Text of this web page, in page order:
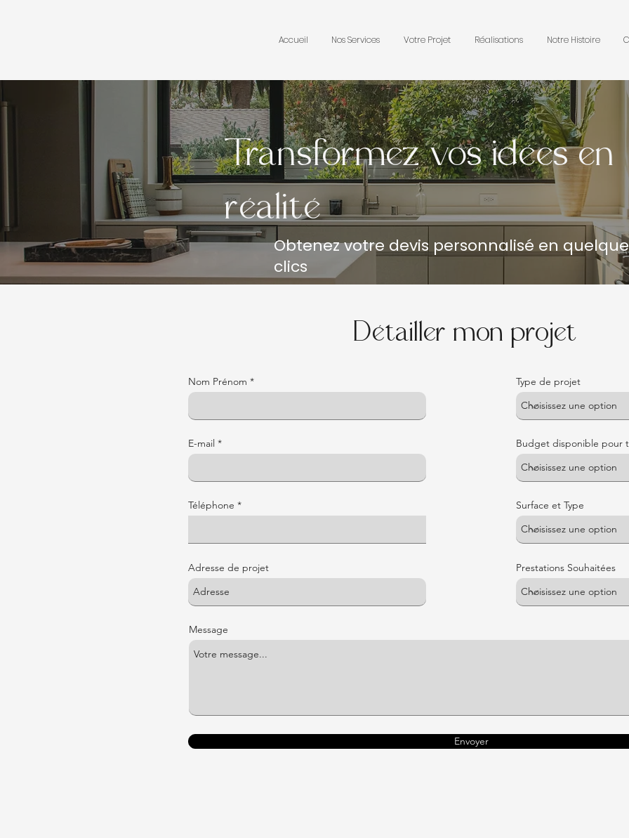
Accueil Nos Services Votre Projet Réalisations Notre Histoire
Transformez vos idées en
réalité
Obtenez votre devis personnalisé en
clics
Détailler mon projet
Nom Prénom
E-mail
Téléphone
Adresse de projet
Type de projet
Budget disponible pour
Surface et Type
Prestations Souhaitées
Message
Envoyer